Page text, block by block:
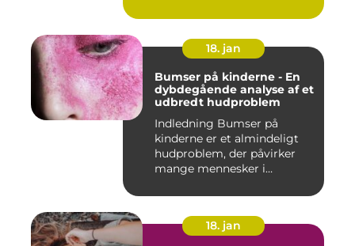
18. jan
Bumser på kinderne - En
dybdegående analyse af et
udbredt hudproblem
Indledning Bumser på
kinderne er et almindeligt
hudproblem, der påvirker
mange mennesker i
18. jan